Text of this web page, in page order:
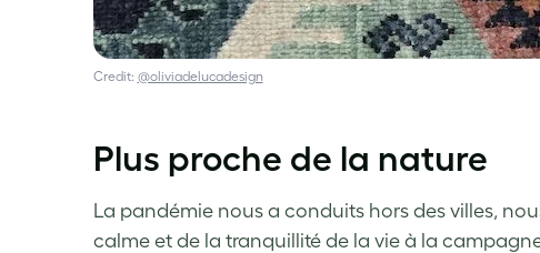
Credit: @oliviadelucadesign
Plus proche de la nature
La pandémie nous a conduits hors des villes,
calme et de la tranquillité de la vie à la